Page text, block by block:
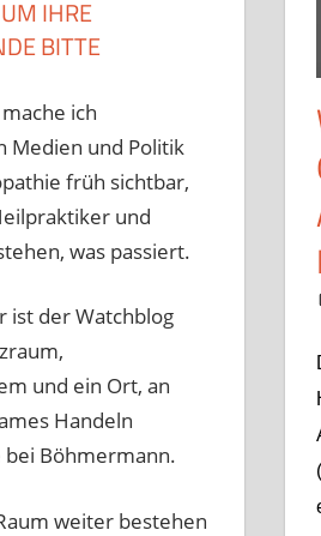
IHRE
BITTE
ich
Medien und Politik
früh sichtbar,
und
was passiert.
ist der Watchblog
und ein Ort, an
Handeln
Böhmermann.
weiter bestehen